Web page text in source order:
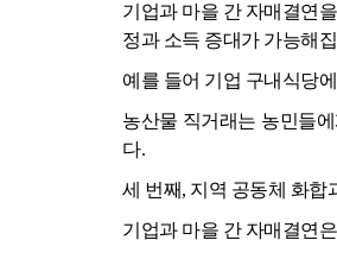
기업과 마을 간 자매결연
정과 소득 증대가 가능해
예를 들어 기업 구내식당
농산물 직거래는 농민들
다.
세 번째, 지역 공동체 화합
기업과 마을 간 자매결연